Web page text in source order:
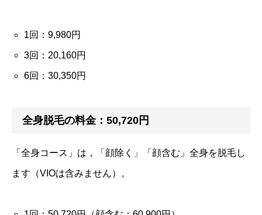
1回：9,980円
3回：20,160円
6回：30,350円
全身脱毛の料金：50,720円
「全身コース」は，「顔除く」「顔含む」全身を脱毛し
ます（VIOは含みません）。